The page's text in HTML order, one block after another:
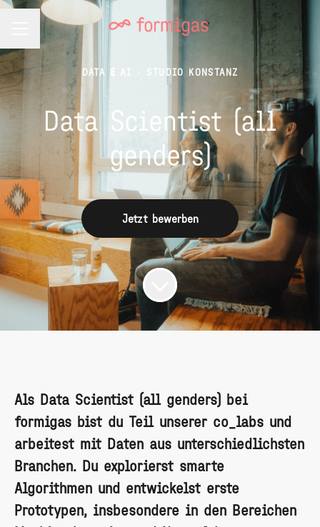
Karrieremenü
DATA & AI · STUDIO KONSTANZ
Data Scientist (all
genders)
Jetzt bewerben
Als Data Scientist (all genders) bei
formigas bist du Teil unserer co_labs und
arbeitest mit Daten aus unterschiedlichsten
Branchen. Du explorierst smarte
Algorithmen und entwickelst erste
Prototypen, insbesondere in den Bereichen